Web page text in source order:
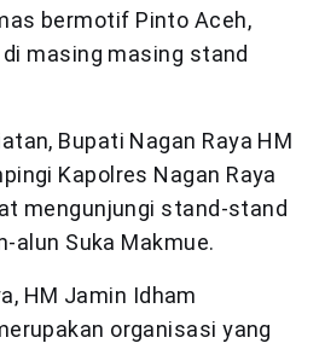
bermotif Pinto Aceh,
masing masing stand
Bupati Nagan Raya HM
Kapolres Nagan Raya
mengunjungi stand-stand
alun Suka Makmue.
HM Jamin Idham
organisasi yang